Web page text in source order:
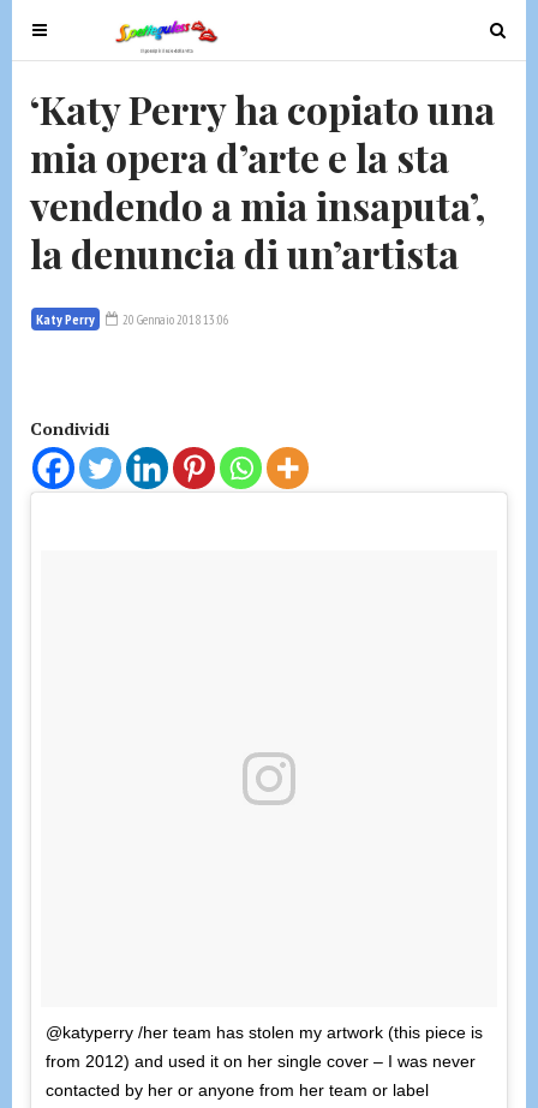
T
o
g
e
n
g
o
n
T
o
g
‘Katy Perry ha copiato una
mia opera d’arte e la sta
vendendo a mia insaputa’,
la denuncia di un’artista
Katy Perry 20 Gennaio 2018 13:06
Condividi
@katyperry /her team has stolen my artwork (this piece is
from 2012) and used it on her single cover – I was never
contacted by her or anyone from her team or label